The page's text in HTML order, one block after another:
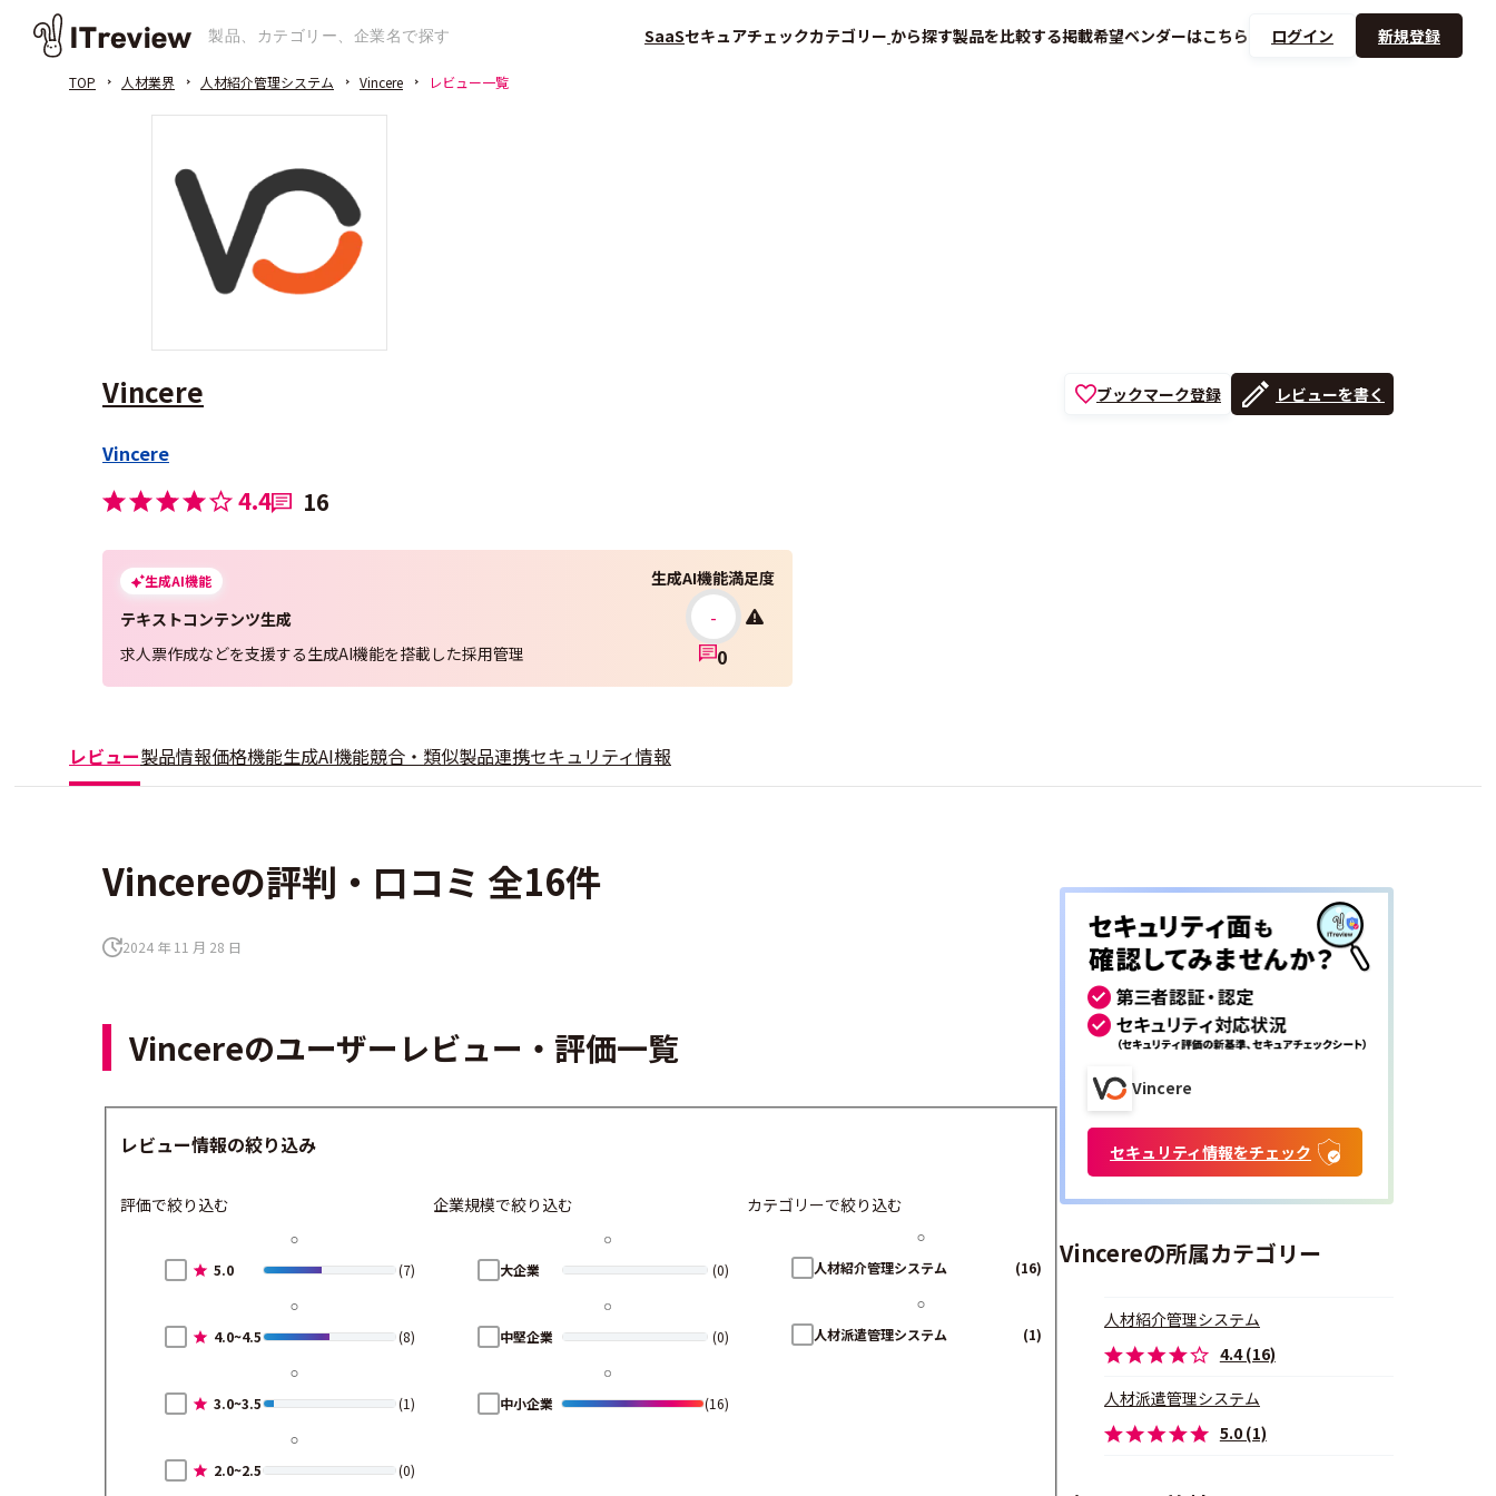
SaaSセキュアチェックカテゴリー から探す製品を比較する掲載希望ベンダーはこちら ログイン 新規登録
TOP 人材業界 人材紹介管理システム Vincere レビュー一覧
Vincere
Vincere
4.4 16
生成AI機能
テキストコンテンツ生成
求人票作成などを支援する生成AI機能を搭載した採用管理
生成AI機能満足度
-
0
ブックマーク登録 レビューを書く
レビュー製品情報価格機能生成AI機能競合・類似製品連携セキュリティ情報
Vincereの評判・口コミ 全16件
2024 年 11 月 28 日
Vincereのユーザーレビュー・評価一覧
レビュー情報の絞り込み
評価で絞り込む
5.0 (7)
4.0~4.5 (8)
3.0~3.5 (1)
2.0~2.5 (0)
企業規模で絞り込む
大企業 (0)
中堅企業 (0)
中小企業 (16)
カテゴリーで絞り込む
人材紹介管理システム (16)
人材派遣管理システム (1)
Vincere
セキュリティ情報をチェック
Vincereの所属カテゴリー
人材紹介管理システム
4.4 (16)
人材派遣管理システム
5.0 (1)